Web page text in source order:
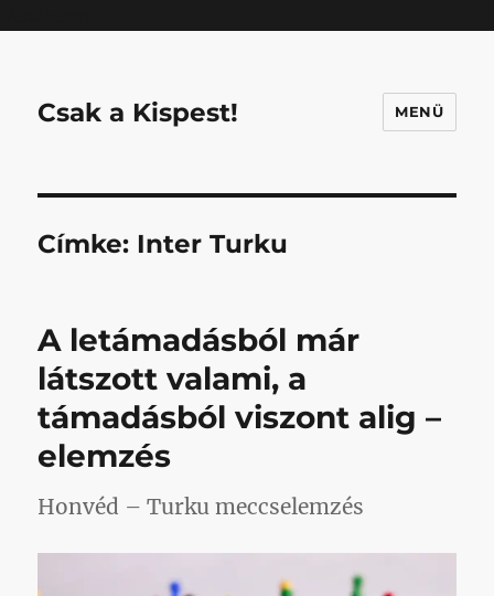
Csak a Kispest! MENÜ
Címke: Inter Turku
A letámadásból már
látszott valami, a
támadásból viszont alig –
elemzés
Honvéd – Turku meccselemzés